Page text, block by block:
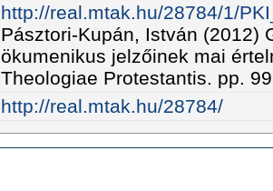
http://real.mtak.hu/28784/1/
Pásztori-Kupán, István (2012)
ökumenikus jelzőinek mai
Theologiae Protestantis. pp.
http://real.mtak.hu/28784/